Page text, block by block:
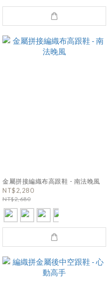
金屬拼接編織布高跟鞋 - 南法晚風
NT$2,280
NT$2,680